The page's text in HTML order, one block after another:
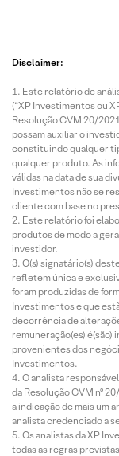
Disclaimer:
Este relatório de
(“XP Investimentos ou
Resolução CVM 20/
possam auxiliar o
constituindo qualquer
qualquer produto. As
válidas na data de sua
Investimentos não se
cliente com base no
Este relatório foi
produtos de modo a
investidor.
O(s) signatário(s)
refletem única e
foram produzidas de
Investimentos e que
decorrência de
remuneração(es)
provenientes dos
Investimentos.
O analista
da Resolução CVM nº
a indicação de mais um
analista credenciado a
Os analistas da XP
todas as regras